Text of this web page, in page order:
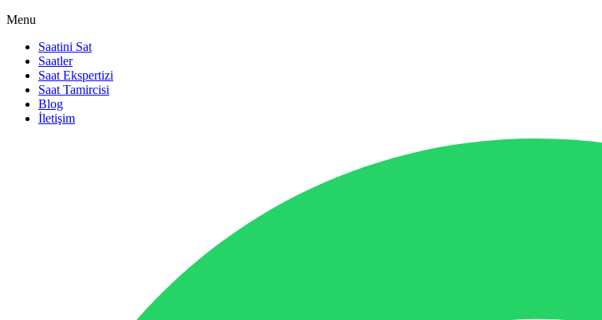
Menu
Saatini Sat
Saatler
Saat Ekspertizi
Saat Tamircisi
Blog
İletişim